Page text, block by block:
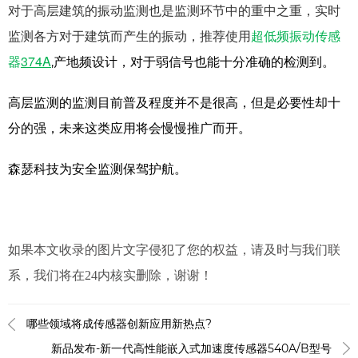
对于高层建筑的振动监测也是监测环节中的重中之重，实时
监测各方对于建筑而产生的振动，推荐使用超低频振动传感
器374A,产地频设计，对于弱信号也能十分准确的检测到。
高层监测的监测目前普及程度并不是很高，但是必要性却十
分的强，未来这类应用将会慢慢推广而开。
森瑟科技为安全监测保驾护航。
如果本文收录的图片文字侵犯了您的权益，请及时与我们联
系，我们将在24内核实删除，谢谢！
哪些领域将成传感器创新应用新热点?
新品发布-新一代高性能嵌入式加速度传感器540A/B型号